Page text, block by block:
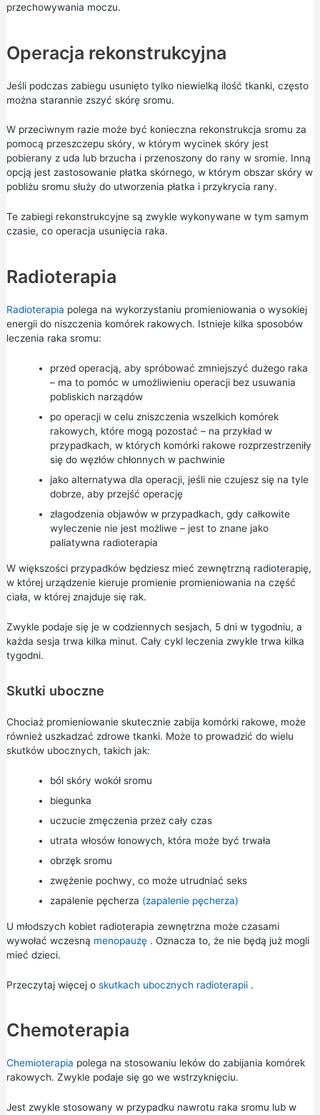
przechowywania moczu.
Operacja rekonstrukcyjna
Jeśli podczas zabiegu usunięto tylko niewielką ilość tkanki, często
można starannie zszyć skórę sromu.
W przeciwnym razie może być konieczna rekonstrukcja sromu za
pomocą przeszczepu skóry, w którym wycinek skóry jest
pobierany z uda lub brzucha i przenoszony do rany w sromie. Inną
opcją jest zastosowanie płatka skórnego, w którym obszar skóry w
pobliżu sromu służy do utworzenia płatka i przykrycia rany.
Te zabiegi rekonstrukcyjne są zwykle wykonywane w tym samym
czasie, co operacja usunięcia raka.
Radioterapia
Radioterapia polega na wykorzystaniu promieniowania o wysokiej
energii do niszczenia komórek rakowych. Istnieje kilka sposobów
leczenia raka sromu:
przed operacją, aby spróbować zmniejszyć dużego raka
– ma to pomóc w umożliwieniu operacji bez usuwania
pobliskich narządów
po operacji w celu zniszczenia wszelkich komórek
rakowych, które mogą pozostać – na przykład w
przypadkach, w których komórki rakowe rozprzestrzeniły
się do węzłów chłonnych w pachwinie
jako alternatywa dla operacji, jeśli nie czujesz się na tyle
dobrze, aby przejść operację
złagodzenia objawów w przypadkach, gdy całkowite
wyleczenie nie jest możliwe – jest to znane jako
paliatywna radioterapia
W większości przypadków będziesz mieć zewnętrzną radioterapię,
w której urządzenie kieruje promienie promieniowania na część
ciała, w której znajduje się rak.
Zwykle podaje się je w codziennych sesjach, 5 dni w tygodniu, a
każda sesja trwa kilka minut. Cały cykl leczenia zwykle trwa kilka
tygodni.
Skutki uboczne
Chociaż promieniowanie skutecznie zabija komórki rakowe, może
również uszkadzać zdrowe tkanki. Może to prowadzić do wielu
skutków ubocznych, takich jak:
ból skóry wokół sromu
biegunka
uczucie zmęczenia przez cały czas
utrata włosów łonowych, która może być trwała
obrzęk sromu
zwężenie pochwy, co może utrudniać seks
zapalenie pęcherza (zapalenie pęcherza)
U młodszych kobiet radioterapia zewnętrzna może czasami
wywołać wczesną menopauzę. Oznacza to, że nie będą już mogli
mieć dzieci.
Przeczytaj więcej o skutkach ubocznych radioterapii.
Chemoterapia
Chemioterapia polega na stosowaniu leków do zabijania komórek
rakowych. Zwykle podaje się go we wstrzyknięciu.
Jest zwykle stosowany w przypadku nawrotu raka sromu lub w